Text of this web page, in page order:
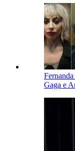
Gaga e